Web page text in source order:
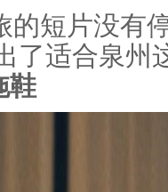
短片没有
了适合泉州
鞋